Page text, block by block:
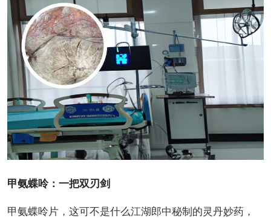
甲氨蝶呤：一把双刃剑
甲氨蝶呤片，这可不是什么江湖郎中秘制的灵丹妙药，